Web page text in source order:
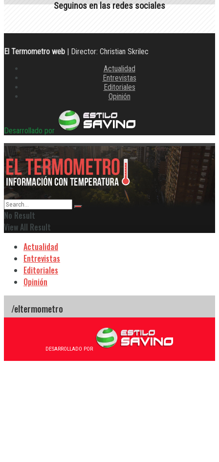
Seguinos en las redes sociales
El Termometro web | Director: Christian Skrilec
Actualidad
Entrevistas
Editoriales
Opinión
Desarrollado por
No Result
View All Result
Actualidad
Entrevistas
Editoriales
Opinión
DESARROLLADO POR